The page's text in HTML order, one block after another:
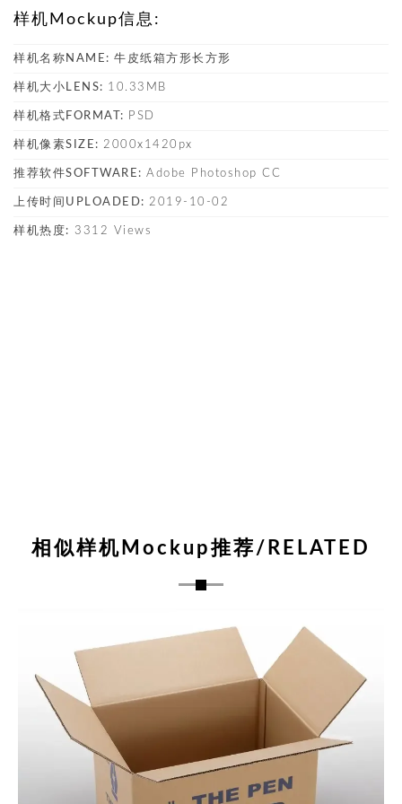
样机Mockup信息:
样机名称NAME: 牛皮纸箱方形长方形
样机大小LENS: 10.33MB
样机格式FORMAT: PSD
样机像素SIZE: 2000x1420px
推荐软件SOFTWARE: Adobe Photoshop CC
上传时间UPLOADED: 2019-10-02
样机热度: 3312 Views
相似样机Mockup推荐/RELATED